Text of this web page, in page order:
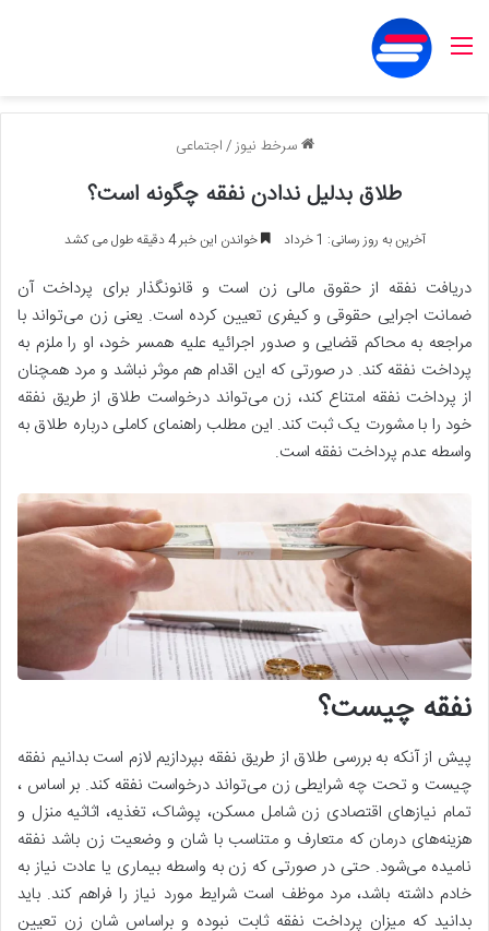
منو
سرخط نیوز/اجتماعی
طلاق بدلیل ندادن نفقه چگونه است؟
آخرین به روز رسانی: 1 خرداد خواندن این خبر 4 دقیقه طول می کشد
دریافت نفقه از حقوق مالی زن است و قانونگذار برای پرداخت آن
ضمانت اجرایی حقوقی و کیفری تعیین کرده است. یعنی زن می‌تواند با
مراجعه به محاکم قضایی و صدور اجرائیه علیه همسر خود، او را ملزم به
پرداخت نفقه کند. در صورتی که این اقدام هم موثر نباشد و مرد همچنان
از پرداخت نفقه امتناع کند، زن می‌تواند درخواست طلاق از طریق نفقه
خود را با مشورت یک ثبت کند. این مطلب راهنمای کاملی درباره طلاق به
واسطه عدم پرداخت نفقه است.
نفقه چیست؟
پیش از آنکه به بررسی طلاق از طریق نفقه بپردازیم لازم است بدانیم نفقه
چیست و تحت چه شرایطی زن می‌تواند درخواست نفقه کند. بر اساس ،
تمام نیازهای اقتصادی زن شامل مسکن، پوشاک، تغذیه، اثاثیه منزل و
هزینه‌های درمان که متعارف و متناسب با شان و وضعیت زن باشد نفقه
نامیده می‌شود. حتی در صورتی که زن به واسطه بیماری یا عادت نیاز به
خادم داشته باشد، مرد موظف است شرایط مورد نیاز را فراهم کند. باید
بدانید که میزان پرداخت نفقه ثابت نبوده و براساس شان زن تعیین